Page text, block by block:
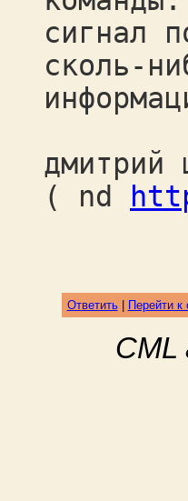
сигнал
сколь-
дмитрий
( nd
Ответить| Перейти к
CML